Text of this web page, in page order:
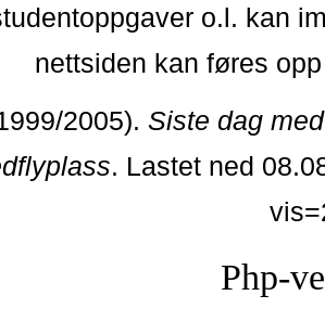
o.l. kan
nettsiden kan føres
2005). Siste dag
. Lastet ned
Php-